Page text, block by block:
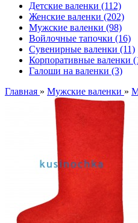
Детские валенки (112)
Женские валенки (202)
Мужские валенки (98)
Войлочные тапочки (16)
Сувенирные валенки (11)
Корпоративные валенки
Галоши на валенки (3)
Главная » Мужские валенки »